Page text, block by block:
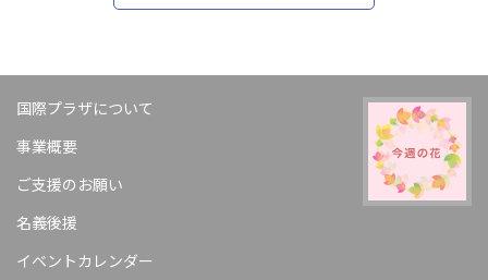
国際プラザについて
事業概要
ご支援のお願い
名義後援
イベントカレンダー